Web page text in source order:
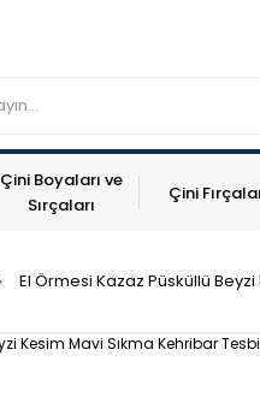
Çini Boyaları ve
Sırçaları
Çini
El Örmesi Kazaz Püsküllü